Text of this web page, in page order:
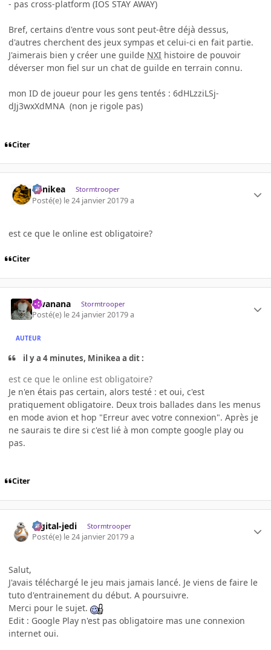
- pas cross-platform (IOS STAY AWAY)
Bref, certains d'entre vous sont peut-être déjà dessus,
d'autres cherchent des jeux sympas et celui-ci en fait partie.
J'aimerais bien y créer une guilde NXI histoire de pouvoir
déverser mon fiel sur un chat de guilde en terrain connu.
mon ID de joueur pour les gens tentés : 6dHLzziLSj-
dJj3wxXdMNA (non je rigole pas)
Citer
Minikea Stormtrooper
Posté(e) le 24 janvier 20179 a
est ce que le online est obligatoire?
Citer
Gwanana Stormtrooper
Posté(e) le 24 janvier 20179 a
AUTEUR
il y a 4 minutes, Minikea a dit :
est ce que le online est obligatoire?
Je n'en étais pas certain, alors testé : et oui, c'est
pratiquement obligatoire. Deux trois ballades dans les menus
en mode avion et hop "Erreur avec votre connexion". Après je
ne saurais te dire si c'est lié à mon compte google play ou
pas.
Citer
digital-jedi Stormtrooper
Posté(e) le 24 janvier 20179 a
Salut,
J'avais téléchargé le jeu mais jamais lancé. Je viens de faire le
tuto d'entrainement du début. A poursuivre.
Merci pour le sujet.
Edit : Google Play n'est pas obligatoire mas une connexion
internet oui.